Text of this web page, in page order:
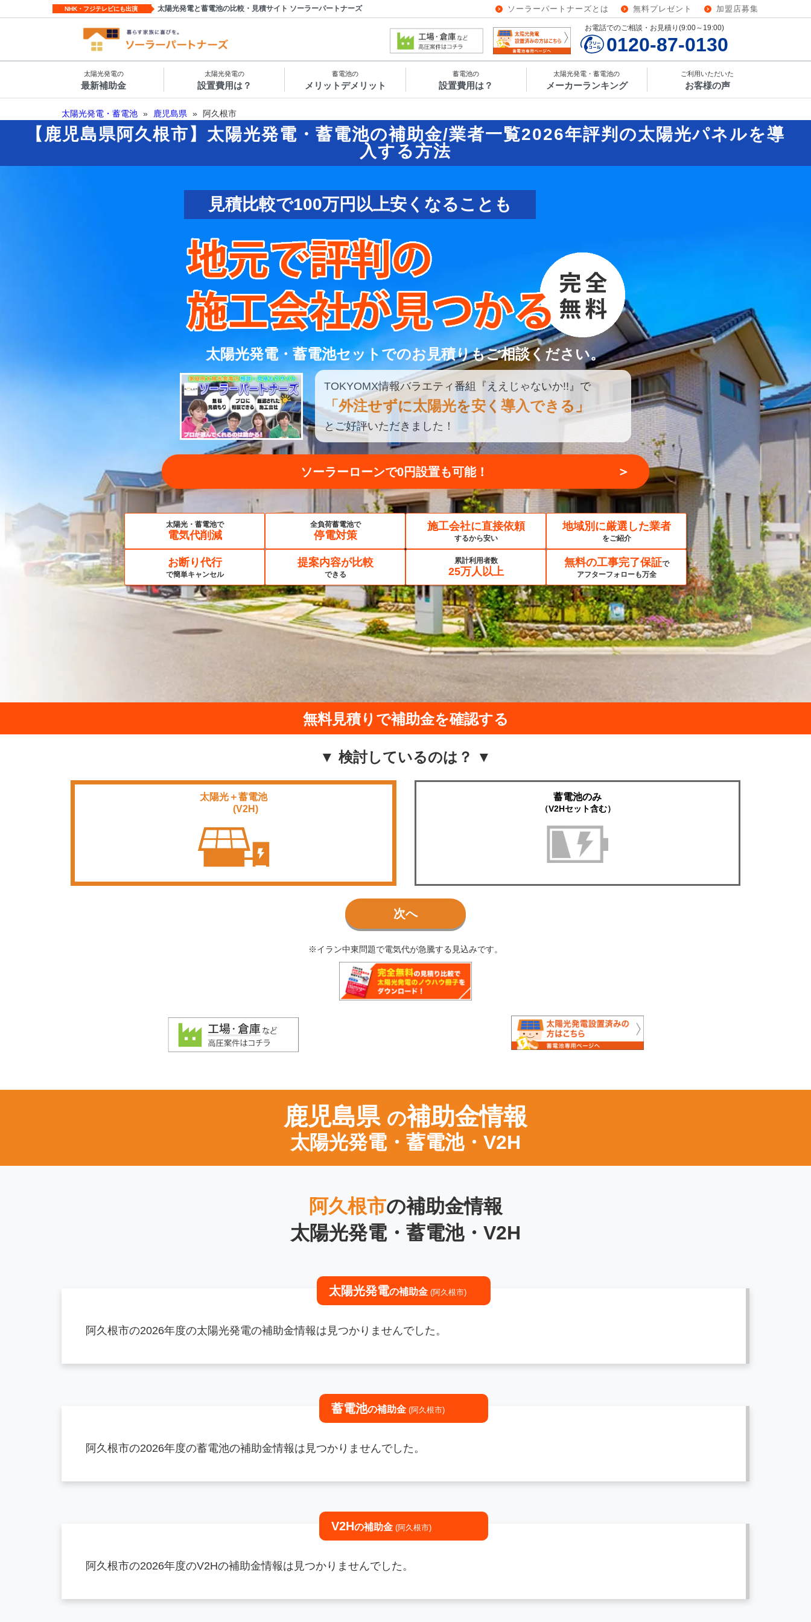
NHK・フジテレビにも出演 太陽光発電と蓄電池の比較・見積サイト ソーラーパートナーズ ソーラーパートナーズとは 無料プレゼント 加盟店募集
お電話でのご相談・お見積り(9:00～19:00)
0120-87-0130
太陽光発電の
最新補助金
太陽光発電の
設置費用は？
蓄電池の
メリットデメリット
蓄電池の
設置費用は？
太陽光発電・蓄電池の
メーカーランキング
ご利用いただいた
お客様の声
太陽光発電・蓄電池 » 鹿児島県 » 阿久根市
【鹿児島県阿久根市】太陽光発電・蓄電池の補助金/業者一覧2026年評判の太陽光パネルを導
入する方法
見積比較で100万円以上安くなることも
太陽光発電・蓄電池セットでのお見積りもご相談ください。
TOKYOMX情報バラエティ番組 『ええじゃないか!!』で
「外注せずに太陽光を安く導入できる」
とご好評いただきました！
見積もり比較してみる ＞
太陽光・蓄電池で
電気代削減
全負荷蓄電池で
停電対策
施工会社に直接依頼
するから安い
地域別に厳選した業者
をご紹介
お断り代行
で簡単キャンセル
提案内容が比較
できる
累計利用者数
25万人以上
無料の工事完了保証で
アフターフォローも万全
無料見積りで補助金を確認する
▼ 検討しているのは？ ▼
太陽光＋蓄電池
(V2H)
蓄電池のみ
（V2Hセット含む）
次へ
※イラン中東問題で電気代が急騰する見込みです。
鹿児島県 の補助金情報
太陽光発電・蓄電池・V2H
阿久根市の補助金情報
太陽光発電・蓄電池・V2H
太陽光発電の補助金 (阿久根市)
阿久根市の2026年度の太陽光発電の補助金情報は見つかりませんでした。
蓄電池の補助金 (阿久根市)
阿久根市の2026年度の蓄電池の補助金情報は見つかりませんでした。
V2Hの補助金 (阿久根市)
阿久根市の2026年度のV2Hの補助金情報は見つかりませんでした。